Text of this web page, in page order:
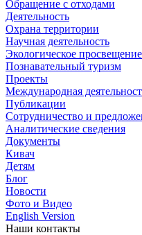
Обращение с отходами
Деятельность
Охрана территории
Научная деятельность
Экологическое просвещение
Познавательный туризм
Проекты
Международная
Публикации
Сотрудничество и
Аналитические сведения
Документы
Кивач
Детям
Блог
Новости
Фото и Видео
English Version
Наши контакты